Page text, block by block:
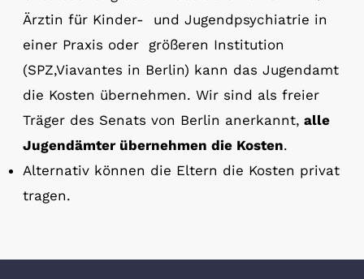
Ärztin für Kinder- und Jugendpsychiatrie in
einer Praxis oder größeren Institution
(SPZ,Viavantes in Berlin) kann das Jugendamt
die Kosten übernehmen. Wir sind als freier
Träger des Senats von Berlin anerkannt, alle
Jugendämter übernehmen die Kosten.
Alternativ können die Eltern die Kosten privat
tragen.